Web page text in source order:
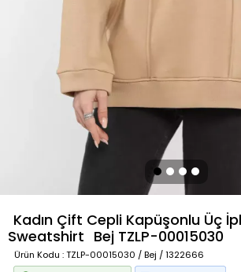
Kadın Çift Cepli Kapüşonlu Üç
Sweatshirt Bej TZLP-00015030
Ürün Kodu : TZLP-00015030 / Bej / 1322666